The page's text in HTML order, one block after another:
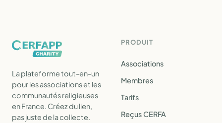
La plateforme tout-en-un
pour les associations et les
communautés religieuses
en France. Créez du lien,
pas juste de la collecte.
PRODUIT
Associations
Membres
Tarifs
Reçus CERFA